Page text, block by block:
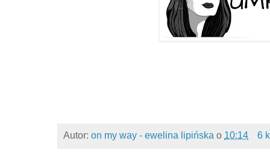
Autor: on my way - ewelina lipińska o 10:14 6